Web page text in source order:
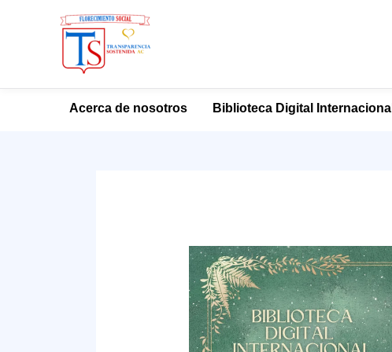
Acerca de nosotros Biblioteca Digital Internacional